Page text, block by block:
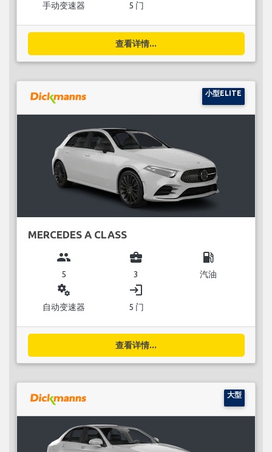
手动变速器 5 门
查看详情...
小型ELITE
MERCEDES A CLASS
group
5
business_center
3
local_gas_station
汽油
miscellaneous_services
自动变速器
login
5 门
查看详情...
大型